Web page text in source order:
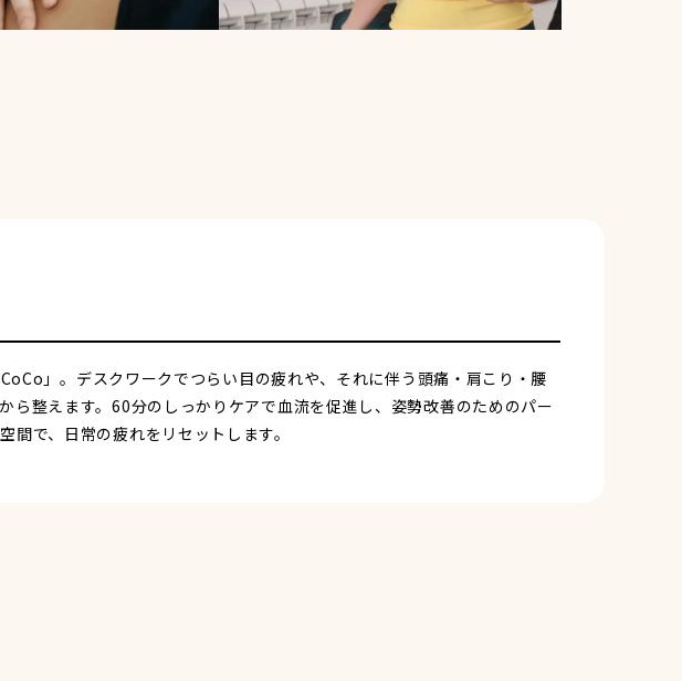
」。デスクワークでつらい目の疲れや、それに伴う頭痛・肩こり・腰
ら整えます。60分のしっかりケアで血流を促進し、姿勢改善のためのパー
で、日常の疲れをリセットします。